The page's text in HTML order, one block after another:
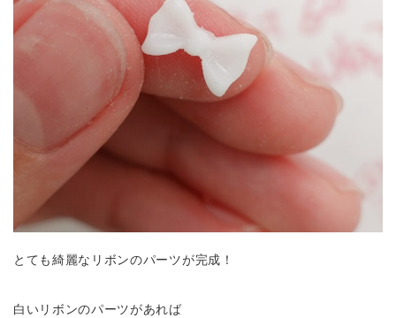
とても綺麗なリボンのパーツが完成！
白いリボンのパーツがあれば